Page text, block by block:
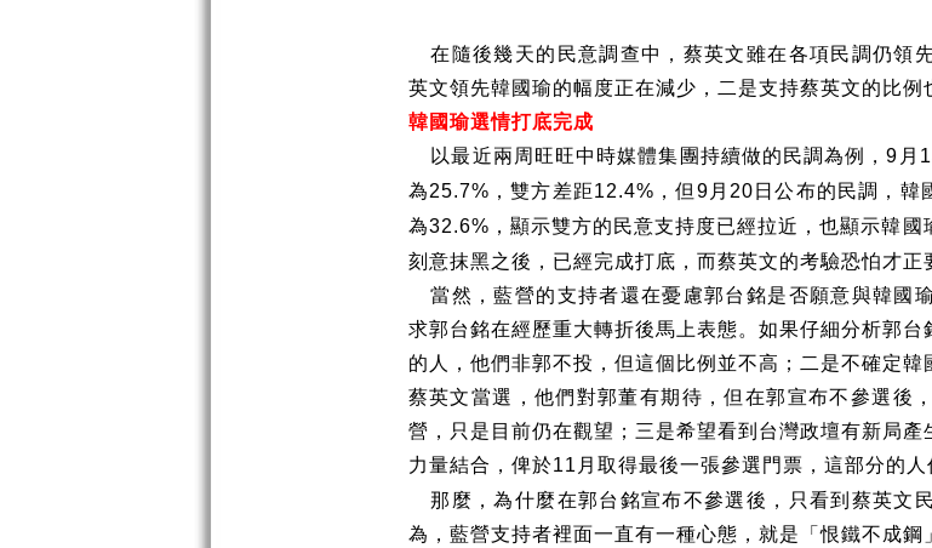
在隨後幾天的民意調查中，蔡英文雖在各項民調仍領
英文領先韓國瑜的幅度正在減少，二是支持蔡英文的比例
韓國瑜選情打底完成
以最近兩周旺旺中時媒體集團持續做的民調為例，9 月
為25.7% ，雙方差距12.4% ，但 9月 20日公布的民調，韓
為32.6% ，顯示雙方的民意支持度已經拉近，也顯示韓
刻意抹黑之後，已經完成打底，而蔡英文的考驗恐怕才正
當然，藍營的支持者還在憂慮郭台銘是否願意與韓國
求郭台銘在經歷重大轉折後馬上表態。如果仔細分析郭
的人，他們非郭不投，但這個比例並不高；二是不確定
蔡英文當選，他們對郭董有期待，但在郭宣布不參選後
營，只是目前仍在觀望；三是希望看到台灣政壇有新局
力量結合，俾於11 月取得最後一張參選門票，這部分的人
那麼，為什麼在郭台銘宣布不參選後，只看到蔡英文
為，藍營支持者裡面一直有一種心態，就是「恨鐵不成